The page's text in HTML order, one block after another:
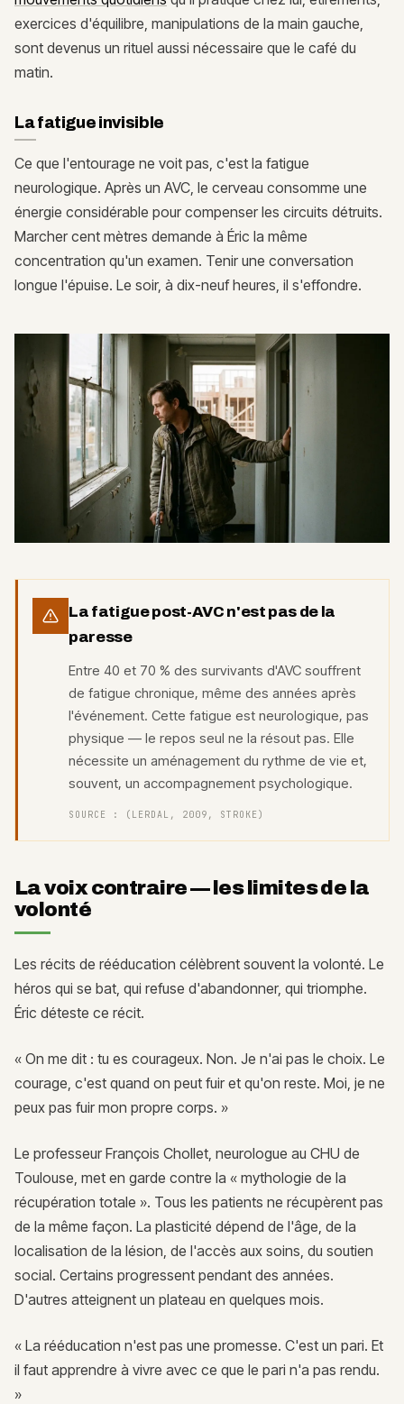
exercices d'équilibre, manipulations de la main gauche,
sont devenus un rituel aussi nécessaire que le café du
matin.
La fatigue invisible
Ce que l'entourage ne voit pas, c'est la fatigue
neurologique. Après un AVC, le cerveau consomme une
énergie considérable pour compenser les circuits détruits.
Marcher cent mètres demande à Éric la même
concentration qu'un examen. Tenir une conversation
longue l'épuise. Le soir, à dix-neuf heures, il s'effondre.
La fatigue post-AVC n'est pas de la
paresse
Entre 40 et 70 % des survivants d'AVC souffrent
de fatigue chronique, même des années après
l'événement. Cette fatigue est neurologique, pas
physique — le repos seul ne la résout pas. Elle
nécessite un aménagement du rythme de vie et,
souvent, un accompagnement psychologique.
SOURCE : (LERDAL, 2009, STROKE)
La voix contraire — les limites de la
volonté
Les récits de rééducation célèbrent souvent la volonté. Le
héros qui se bat, qui refuse d'abandonner, qui triomphe.
Éric déteste ce récit.
« On me dit : tu es courageux. Non. Je n'ai pas le choix. Le
courage, c'est quand on peut fuir et qu'on reste. Moi, je ne
peux pas fuir mon propre corps. »
Le professeur François Chollet, neurologue au CHU de
Toulouse, met en garde contre la « mythologie de la
récupération totale ». Tous les patients ne récupèrent pas
de la même façon. La plasticité dépend de l'âge, de la
localisation de la lésion, de l'accès aux soins, du soutien
social. Certains progressent pendant des années.
D'autres atteignent un plateau en quelques mois.
« La rééducation n'est pas une promesse. C'est un pari. Et
il faut apprendre à vivre avec ce que le pari n'a pas rendu.
»